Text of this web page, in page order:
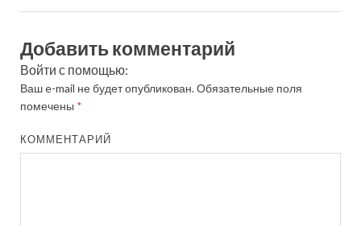
Добавить комментарий
Войти с помощью:
Ваш e-mail не будет опубликован.Обязательные поля
помечены *
КОММЕНТАРИЙ